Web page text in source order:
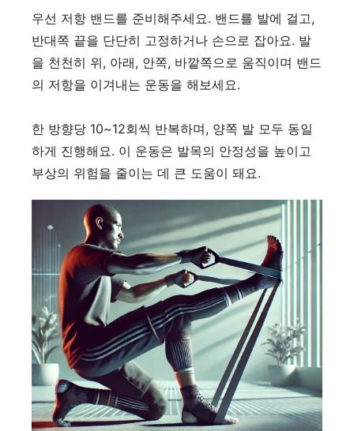
우선 저항 밴드를 준비해주세요. 밴드를 발에 걸고,
반대쪽 끝을 단단히 고정하거나 손으로 잡아요. 발
을 천천히 위, 아래, 안쪽, 바깥쪽으로 움직이며 밴드
의 저항을 이겨내는 운동을 해보세요.
한 방향당 10~12회씩 반복하며, 양쪽 발 모두 동일
하게 진행해요. 이 운동은 발목의 안정성을 높이고
부상의 위험을 줄이는 데 큰 도움이 돼요.